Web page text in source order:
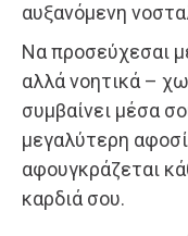
αυξανόμενη
Να προσεύχεσαι
αλλά νοητικά –
συμβαίνει μέσα
μεγαλύτερη
αφουγκράζεται
καρδιά σου.